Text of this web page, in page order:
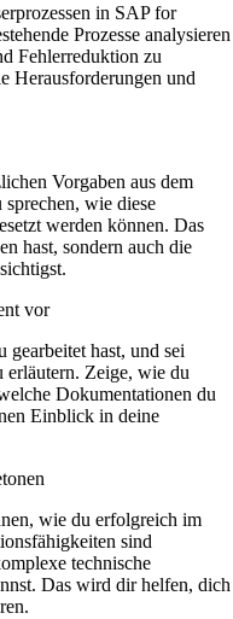
in SAP for
Prozesse analysieren
Fehlerreduktion zu
Herausforderungen und
Vorgaben aus dem
wie diese
werden können. Das
hast, sondern auch die
vor
gearbeitet hast, und sei
erläutern. Zeige, wie du
Dokumentationen du
Einblick in deine
wie du erfolgreich im
sind
technische
Das wird dir helfen, dich